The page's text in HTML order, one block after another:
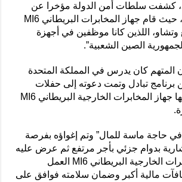
كشفت سلطات أمن الدولة مؤخرا عن
حالة تجسس كبيرة، حيث قام جهاز المخابرات البريطاني MI6
وتشاو، اللذين كانا موظفين في أجهزة
الصين الشعبية”.
المتهم كان يدرس في المملكة المتحدة
2015 ضمن برنامج تبادل وتمت دعوته إلى حفلات
عشاء وجولات نظمها جهاز المخابرات الخارجية البريطاني MI6
في حاجة ماسة للمال” وتم إغواؤه بفرصة
بدوام جزئي بأجر مرتفع ثم عرض عليه
موظفو جهاز المخابرات الخارجية البريطاني MI6 العمل
مالية أكبر وضمان سلامته فوافق على